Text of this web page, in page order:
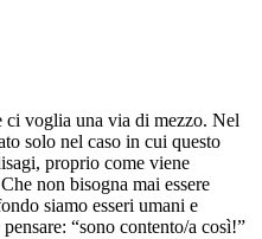
ci voglia una via di mezzo. Nel
solo nel caso in cui questo
proprio come viene
non bisogna mai essere
siamo esseri umani e
“sono contento/a così!”